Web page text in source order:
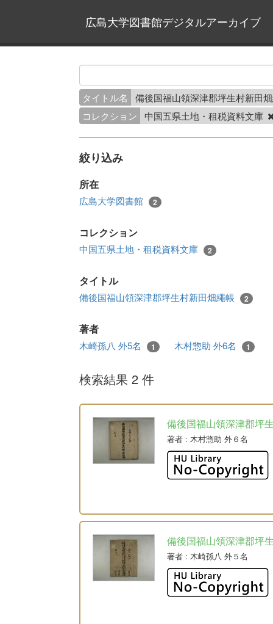
広島大学図書館デジタルアーカイブ
タイトル名
備後国福山領深津郡坪生村新田
コレクション
中国五県土地・租税資料文庫
絞り込み
所在
広島大学図書館 2
コレクション
中国五県土地・租税資料文庫 2
タイトル
備後国福山領深津郡坪生村新田畑繩帳 2
著者
木崎孫八 外5名 1 木村惣助 外6名 1
検索結果 2 件
備後国福山領深津郡坪
著者 : 木村惣助 外６名
備後国福山領深津郡坪
著者 : 木崎孫八 外５名